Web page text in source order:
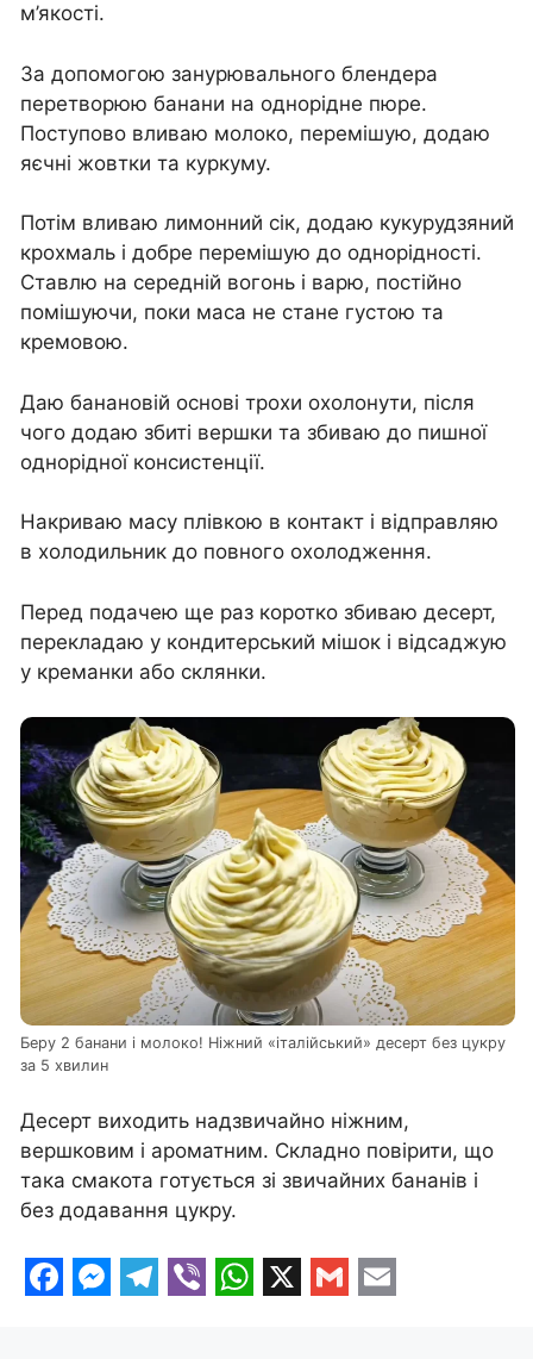
м’якості.
За допомогою занурювального блендера
перетворюю банани на однорідне пюре.
Поступово вливаю молоко, перемішую, додаю
яєчні жовтки та куркуму.
Потім вливаю лимонний сік, додаю кукурудзяний
крохмаль і добре перемішую до однорідності.
Ставлю на середній вогонь і варю, постійно
помішуючи, поки маса не стане густою та
кремовою.
Даю банановій основі трохи охолонути, після
чого додаю збиті вершки та збиваю до пишної
однорідної консистенції.
Накриваю масу плівкою в контакт і відправляю
в холодильник до повного охолодження.
Перед подачею ще раз коротко збиваю десерт,
перекладаю у кондитерський мішок і відсаджую
у креманки або склянки.
Беру 2 банани і молоко! Ніжний «італійський» десерт без цукру
за 5 хвилин
Десерт виходить надзвичайно ніжним,
вершковим і ароматним. Складно повірити, що
така смакота готується зі звичайних бананів і
без додавання цукру.